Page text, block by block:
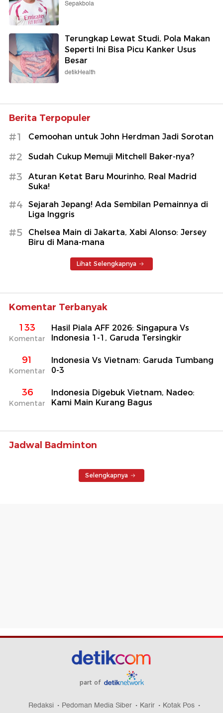
Sepakbola
Terungkap Lewat Studi, Pola Makan
Seperti Ini Bisa Picu Kanker Usus
Besar
detikHealth
Berita Terpopuler
#1 Cemoohan untuk John Herdman Jadi Sorotan
#2 Sudah Cukup Memuji Mitchell Baker-nya?
#3
Aturan Ketat Baru Mourinho, Real Madrid
Suka!
#4
Sejarah Jepang! Ada Sembilan Pemainnya di
Liga Inggris
#5
Chelsea Main di Jakarta, Xabi Alonso: Jersey
Biru di Mana-mana
Lihat Selengkapnya
Komentar Terbanyak
133
Komentar
Hasil Piala AFF 2026: Singapura Vs
Indonesia 1-1, Garuda Tersingkir
91
Komentar
Indonesia Vs Vietnam: Garuda Tumbang
0-3
36
Komentar
Indonesia Digebuk Vietnam, Nadeo:
Kami Main Kurang Bagus
Jadwal Badminton
Selengkapnya
part of
Redaksi Pedoman Media Siber Karir Kotak Pos